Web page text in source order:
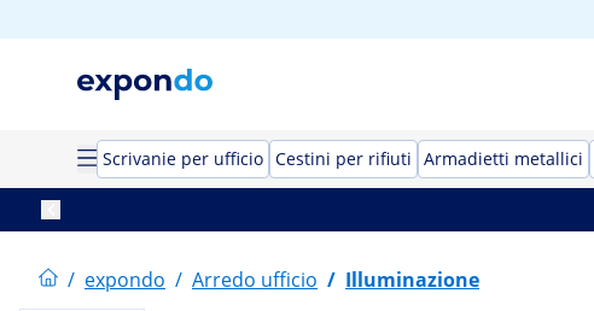
Scrivanie per ufficio Cestini per rifiuti Armadietti metallici
/ expondo / Arredo ufficio / Illuminazione